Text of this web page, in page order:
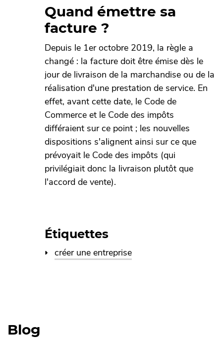
Quand émettre sa
facture ?
Depuis le 1er octobre 2019, la règle a
changé : la facture doit être émise dès le
jour de livraison de la marchandise ou de la
réalisation d'une prestation de service. En
effet, avant cette date, le Code de
Commerce et le Code des impôts
différaient sur ce point ; les nouvelles
dispositions s'alignent ainsi sur ce que
prévoyait le Code des impôts (qui
privilégiait donc la livraison plutôt que
l'accord de vente).
Étiquettes
créer une entreprise
Blog